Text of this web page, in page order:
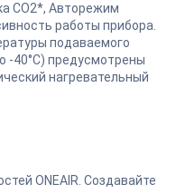
СО2*, Авторежим
работы прибора.
подаваемого
-40°С) предусмотрены
нагревательный
ONEAIR. Создавайте